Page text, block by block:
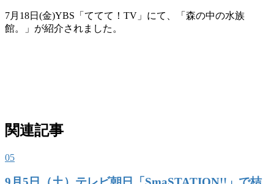
7月18日(金)YBS「ててて！TV」にて、「森の中の水族
館。」が紹介されました。
関連記事
05